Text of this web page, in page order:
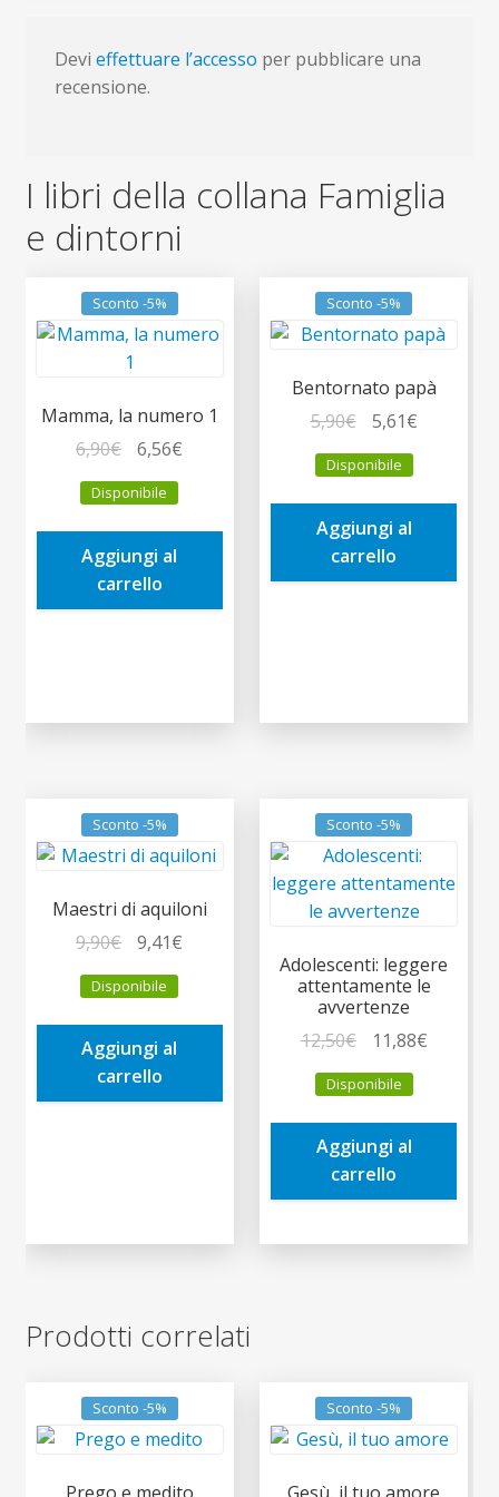
Devi effettuare l’accesso per pubblicare una
recensione.
I libri della collana Famiglia
e dintorni
Sconto -5%
Mamma, la numero 1
6,90€
prezzo
originale
era:
6,90€.
6,56€
è:
Disponibile
Aggiungi al
carrello
Sconto -5%
Bentornato papà
5,90€
prezzo
originale
era:
5,90€.
5,61€Il
è:
Disponibile
Aggiungi al
carrello
Sconto -5%
Maestri di aquiloni
9,90€
prezzo
originale
era:
9,90€.
9,41€
è:
Disponibile
Aggiungi al
carrello
Sconto -5%
Adolescenti: leggere
attentamente le
avvertenze
12,50€
prezzo
originale
era:
12,50€.
11,88€Il
è:
Disponibile
Aggiungi al
carrello
Prodotti correlati
Sconto -5% Sconto -5%